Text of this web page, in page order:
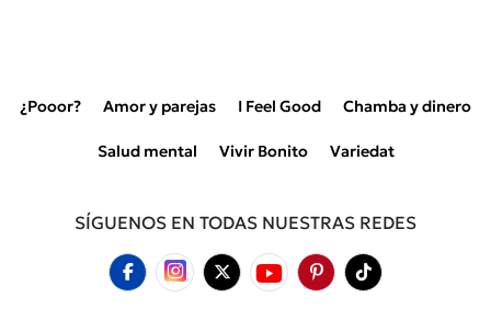
¿Pooor? Amor y parejas I Feel Good Chamba y dinero
Salud mental Vivir Bonito Variedat
SÍGUENOS EN TODAS NUESTRAS REDES